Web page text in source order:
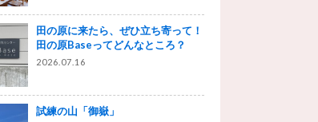
田の原に来たら、ぜひ立ち寄って！
田の原Baseってどんなところ？
2026.07.16
試練の山「御嶽」